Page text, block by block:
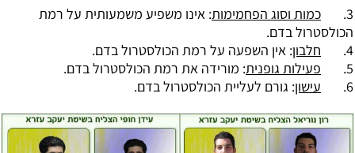
3.
כמות וסוג הפחמימות: אינו משפיע משמעותית על רמת
הכולסטרול בדם.
4.
חלבון: אין השפעה על רמת הכולסטרול בדם.
5.
פעילות גופנית: מורידה את רמת הכולסטרול בדם.
6.
עישון: גורם לעליית הכולסטרול בדם.